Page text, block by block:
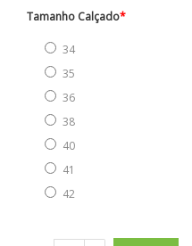
Tamanho Calçado
34
35
36
38
40
41
42